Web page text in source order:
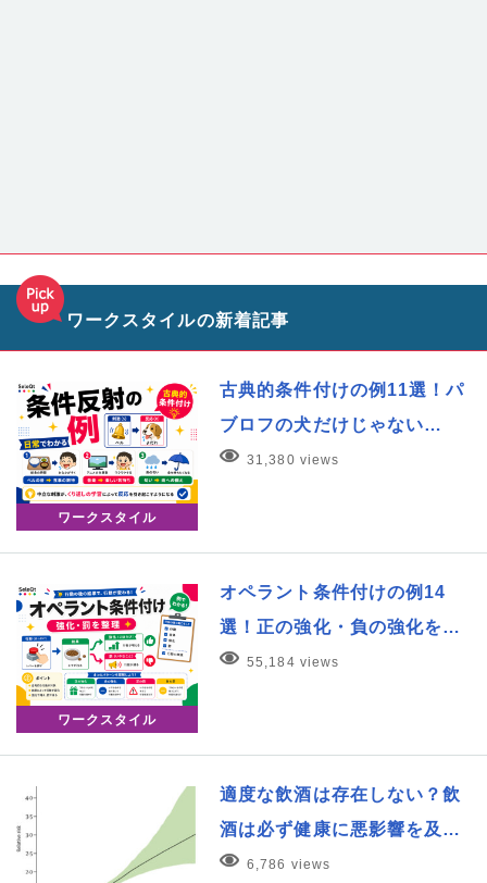
ワークスタイルの新着記事
ワークスタイル
古典的条件付けの例11選！パ
ブロフの犬だけじゃない…
31,380 views
ワークスタイル
オペラント条件付けの例14
選！正の強化・負の強化を…
55,184 views
適度な飲酒は存在しない？飲
酒は必ず健康に悪影響を及…
6,786 views